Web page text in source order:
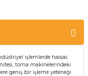
işlemlerde hassas
torna makinelerindeki
geniş bir işleme yeteneği